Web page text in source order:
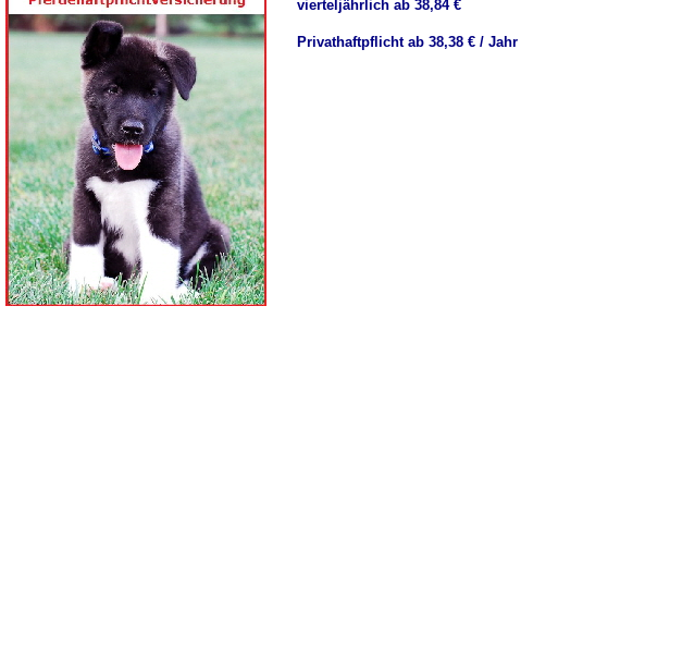
vierteljährlich ab 38,84 €
Privathaftpflicht ab 38,38 € / Jahr